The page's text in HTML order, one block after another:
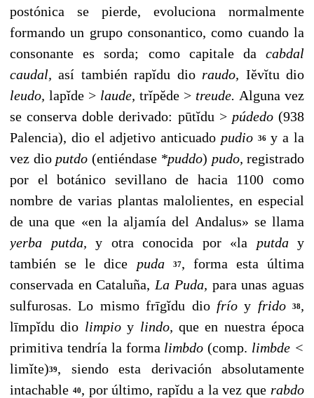
postónica se pierde, evoluciona normalmente
formando un grupo consonantico, como cuando la
conso­nante es sorda; como capitale da cabdal
caudal,así tam­bién rapĭdu dio raudo, Iĕvĭtu dio
leudo, lapĭde > laude, trĭpĕde > treude. Alguna vez
se conserva doble derivado: pūtĭdu > púdedo(938
Palencia), dio el adjeti­vo anticuado pudio 36y a la
vez dio putdo (entiéndase *puddo) pudo, registrado
por el botánico sevillano de hacia 1100 como
nombre de varias plantas malolientes, en especial
de una que «en la aljamía del Andalus» se llama
yerba putda, y otra conocida por «la putda y
también se le dice puda 37, forma esta última
conservada en Cataluña, La Puda, para unas aguas
sulfurosas. Lo mismo frīgĭdu dio fríoy frido 38,
līmpĭdu dio limpioy lindo, que en nuestra época
primitiva tendría la forma limbdo(comp. limbde <
limĭte)39, siendo esta derivación absolutamente
intachable 40, por último, rapĭdu a la vez que rabdo